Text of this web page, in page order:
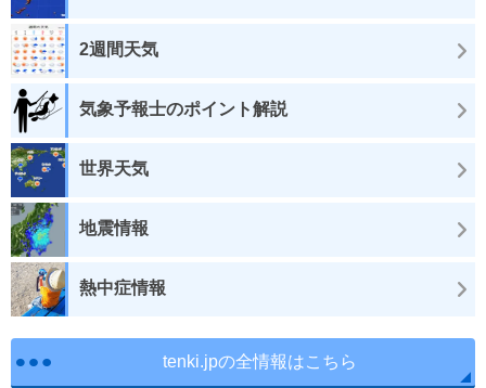
2週間天気
気象予報士のポイント解説
世界天気
地震情報
熱中症情報
tenki.jpの全情報はこちら